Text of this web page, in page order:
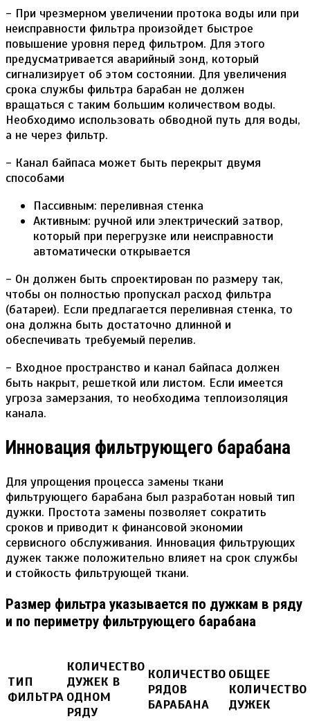
- При чрезмерном увеличении протока воды или при
неисправности фильтра произойдет быстрое
повышение уровня перед фильтром. Для этого
предусматривается аварийный зонд, который
сигнализирует об этом состоянии. Для увеличения
срока службы фильтра барабан не должен
вращаться с таким большим количеством воды.
Необходимо использовать обводной путь для воды,
а не через фильтр.
- Канал байпаса может быть перекрыт двумя
способами
Пассивным: переливная стенка
Активным: ручной или электрический затвор,
который при перегрузке или неисправности
автоматически открывается
- Он должен быть спроектирован по размеру так,
чтобы он полностью пропускал расход фильтра
(батареи). Если предлагается переливная стенка, то
она должна быть достаточно длинной и
обеспечивать требуемый перелив.
- Входное пространство и канал байпаса должен
быть накрыт, решеткой или листом. Если имеется
угроза замерзания, то необходима теплоизоляция
канала.
Инновация фильтрующего барабана
Для упрощения процесса замены ткани
фильтрующего барабана был разработан новый тип
дужки. Простота замены позволяет сократить
сроков и приводит к финансовой экономии
сервисного обслуживания. Инновация фильтрующих
дужек также положительно влияет на срок службы
и стойкость фильтрующей ткани.
Размер фильтра указывается по дужкам в ряду
и по периметру фильтрующего барабана
ТИП
ФИЛЬТРА
КОЛИЧЕСТВО
ДУЖЕК В
ОДНОМ
РЯДУ
КОЛИЧЕСТВО
РЯДОВ
БАРАБАНА
ОБЩЕЕ
КОЛИЧЕСТВО
ДУЖЕК